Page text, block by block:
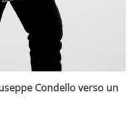
Condello verso un